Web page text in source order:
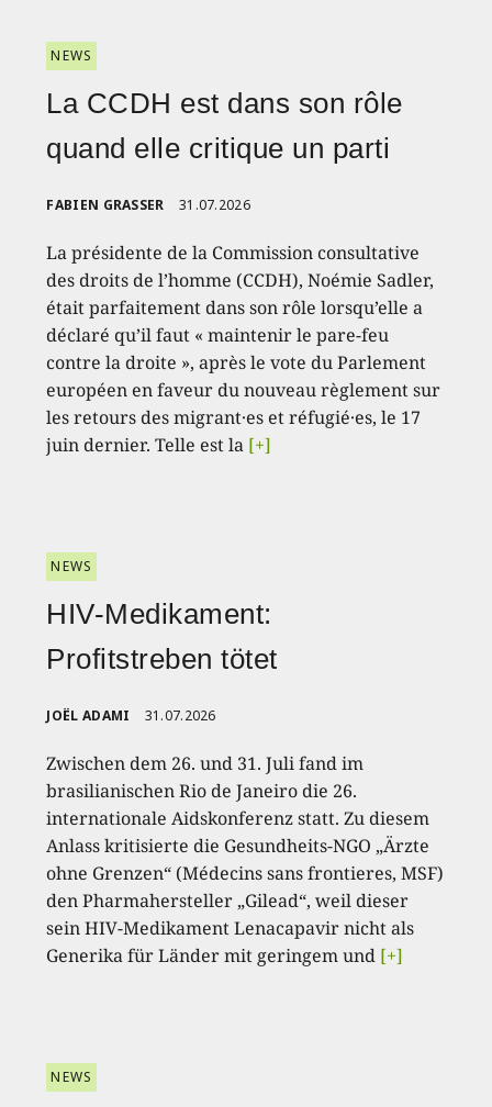
NEWS
La CCDH est dans son rôle
quand elle critique un parti
FABIEN GRASSER 31.07.2026
La présidente de la Commission consultative
des droits de l’homme (CCDH), Noémie Sadler,
était parfaitement dans son rôle lorsqu’elle a
déclaré qu’il faut « maintenir le pare-feu
contre la droite », après le vote du Parlement
européen en faveur du nouveau règlement sur
les retours des migrant·es et réfugié·es, le 17
juin dernier. Telle est la [+]
NEWS
HIV-Medikament:
Profitstreben tötet
JOËL ADAMI 31.07.2026
Zwischen dem 26. und 31. Juli fand im
brasilianischen Rio de Janeiro die 26.
internationale Aidskonferenz statt. Zu diesem
Anlass kritisierte die Gesundheits-NGO „Ärzte
ohne Grenzen“ (Médecins sans frontieres, MSF)
den Pharmahersteller „Gilead“, weil dieser
sein HIV-Medikament Lenacapavir nicht als
Generika für Länder mit geringem und [+]
NEWS